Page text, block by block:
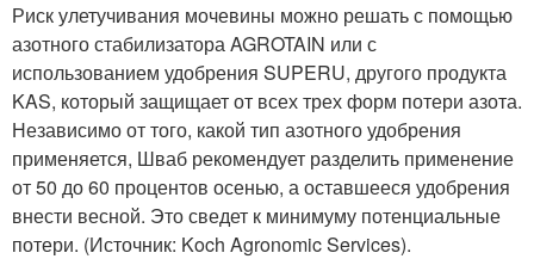
Риск улетучивания мочевины можно решать с помощью
азотного стабилизатора AGROTAIN или с
использованием удобрения SUPERU, другого продукта
KAS, который защищает от всех трех форм потери азота.
Независимо от того, какой тип азотного удобрения
применяется, Шваб рекомендует разделить применение
от 50 до 60 процентов осенью, а оставшееся удобрения
внести весной. Это сведет к минимуму потенциальные
потери. (Источник: Koch Agronomic Services).